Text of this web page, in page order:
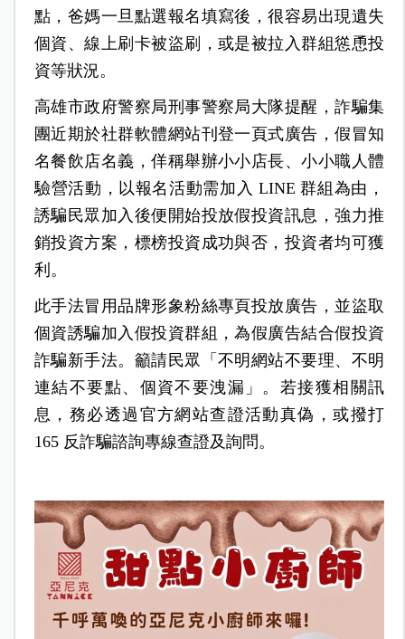
點，爸媽一旦點選報名填寫後，很容易出現遺失
個資、線上刷卡被盜刷，或是被拉入群組慫恿投
資等狀況。
高雄市政府警察局刑事警察局大隊提醒，詐騙集
團近期於社群軟體網站刊登一頁式廣告，假冒知
名餐飲店名義，佯稱舉辦小小店長、小小職人體
驗營活動，以報名活動需加入 LINE 群組為由，
誘騙民眾加入後便開始投放假投資訊息，強力推
銷投資方案，標榜投資成功與否，投資者均可獲
利。
此手法冒用品牌形象粉絲專頁投放廣告，並盜取
個資誘騙加入假投資群組，為假廣告結合假投資
詐騙新手法。籲請民眾「不明網站不要理、不明
連結不要點、個資不要洩漏」。若接獲相關訊
息，務必透過官方網站查證活動真偽，或撥打
165 反詐騙諮詢專線查證及詢問。